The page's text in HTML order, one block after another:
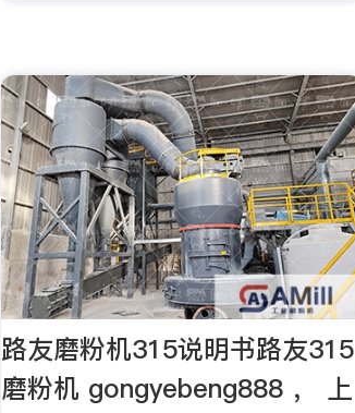
路友磨粉机315说明书路友315
磨粉机 gongyebeng888 ， 上